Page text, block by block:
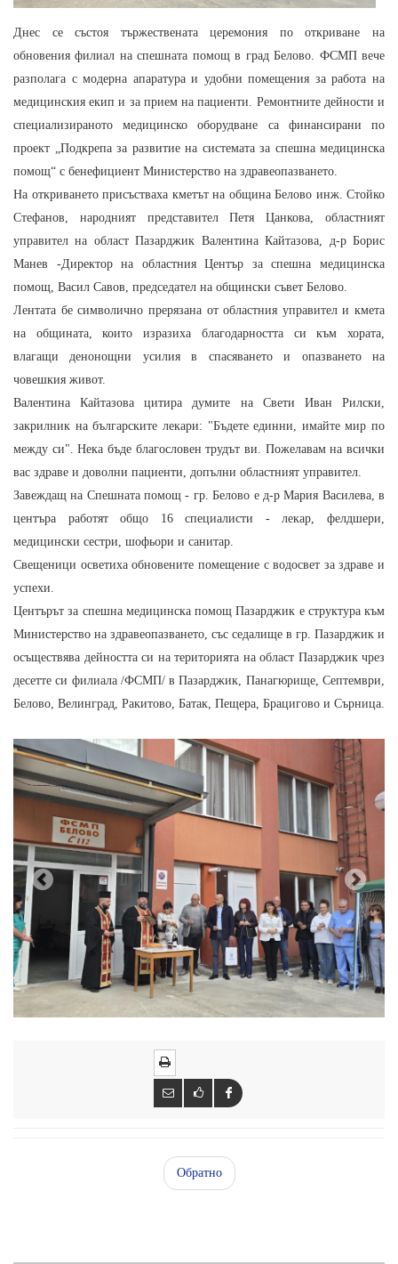
Днес се състоя тържествената церемония по откриване на
обновения филиал на спешната помощ в град Белово. ФСМП вече
разполага с модерна апаратура и удобни помещения за работа на
медицинския екип и за прием на пациенти. Ремонтните дейности и
специализираното медицинско оборудване са финансирани по
проект „Подкрепа за развитие на системата за спешна медицинска
помощ“ с бенефициент Министерство на здравеопазването.
На откриването присъстваха кметът на община Белово инж. Стойко
Стефанов, народният представител Петя Цанкова, областният
управител на област Пазарджик Валентина Кайтазова, д-р Борис
Манев -Директор на областния Център за спешна медицинска
помощ, Васил Савов, председател на общински съвет Белово.
Лентата бе символично прерязана от областния управител и кмета
на общината, които изразиха благодарността си към хората,
влагащи денонощни усилия в спасяването и опазването на
човешкия живот.
Валентина Кайтазова цитира думите на Свети Иван Рилски,
закрилник на българските лекари: "Бъдете единни, имайте мир по
между си". Нека бъде благословен трудът ви. Пожелавам на всички
вас здраве и доволни пациенти, допълни областният управител.
Завеждащ на Спешната помощ - гр. Белово е д-р Мария Василева, в
центъра работят общо 16 специалисти - лекар, фелдшери,
медицински сестри, шофьори и санитар.
Свещеници осветиха обновените помещение с водосвет за здраве и
успехи.
Центърът за спешна медицинска помощ Пазарджик е структура към
Министерство на здравеопазването, със седалище в гр. Пазарджик и
осъществява дейността си на територията на област Пазарджик чрез
десетте си филиала /ФСМП/ в Пазарджик, Панагюрище, Септември,
Белово, Велинград, Ракитово, Батак, Пещера, Брацигово и Сърница.
Обратно